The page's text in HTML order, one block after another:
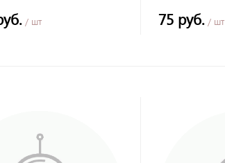
/ шт 75 руб. / шт